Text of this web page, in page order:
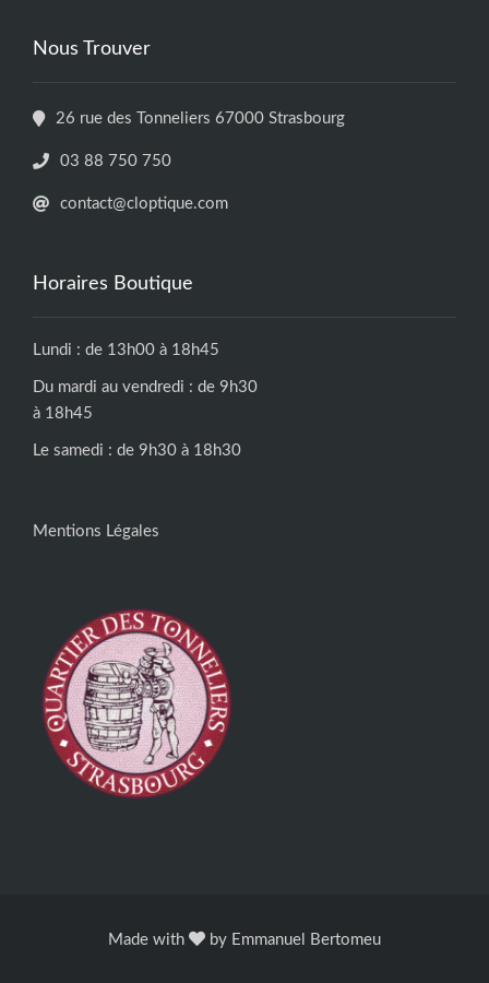
Nous Trouver
26 rue des Tonneliers 67000 Strasbourg
03 88 750 750
contact@cloptique.com
Horaires Boutique
Lundi : de 13h00 à 18h45
Du mardi au vendredi : de 9h30
à 18h45
Le samedi : de 9h30 à 18h30
Mentions Légales
Made with by Emmanuel Bertomeu